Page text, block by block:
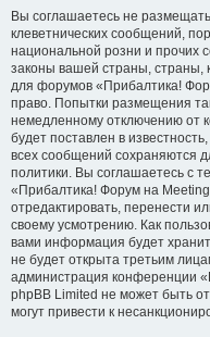
Вы соглашаетесь не
клеветнических сообщений,
национальной розни и прочих
законы вашей страны, страны,
для форумов «Прибалтика!
право. Попытки размещения
немедленному отключению от
будет поставлен в
всех сообщений сохраняются
политики. Вы соглашаетесь с
«Прибалтика! Форум на
отредактировать, перенести
своему усмотрению. Как
вами информация будет
не будет открыта третьим
администрация конференции
phpBB Limited не может быть
могут привести к